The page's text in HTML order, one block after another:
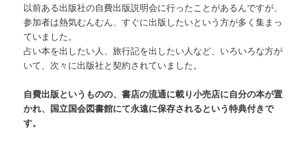
以前ある出版社の自費出版説明会に行ったことがあるんですが、
参加者は熱気むんむん、すぐに出版したいという方が多く集まっ
ていました。
占い本を出したい人、旅行記を出したい人など、いろいろな方が
いて、次々に出版社と契約されていました。
自費出版というものの、書店の流通に載り小売店に自分の本が置
かれ、国立国会図書館にて永遠に保存されるという特典付きで
す。